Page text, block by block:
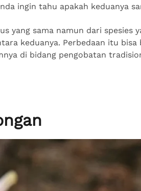
ingin tahu apakah keduanya
yang sama namun dari spesies
keduanya. Perbedaan itu bisa
di bidang pengobatan